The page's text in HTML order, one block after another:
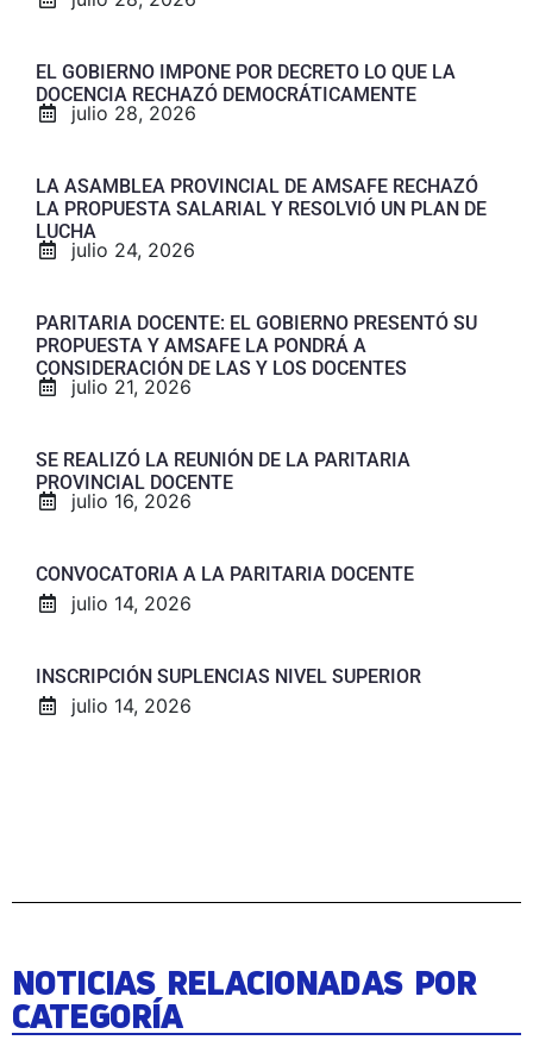
EL GOBIERNO IMPONE POR DECRETO LO QUE LA
DOCENCIA RECHAZÓ DEMOCRÁTICAMENTE
julio 28, 2026
LA ASAMBLEA PROVINCIAL DE AMSAFE RECHAZÓ
LA PROPUESTA SALARIAL Y RESOLVIÓ UN PLAN DE
LUCHA
julio 24, 2026
PARITARIA DOCENTE: EL GOBIERNO PRESENTÓ SU
PROPUESTA Y AMSAFE LA PONDRÁ A
CONSIDERACIÓN DE LAS Y LOS DOCENTES
julio 21, 2026
SE REALIZÓ LA REUNIÓN DE LA PARITARIA
PROVINCIAL DOCENTE
julio 16, 2026
CONVOCATORIA A LA PARITARIA DOCENTE
julio 14, 2026
INSCRIPCIÓN SUPLENCIAS NIVEL SUPERIOR
julio 14, 2026
NOTICIAS RELACIONADAS POR
CATEGORÍA